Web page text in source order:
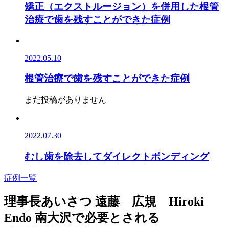
矯正（エクストルージョン）を併用した根管
治療で歯を残すことができた症例
2022.05.10
根管治療で歯を残すことができた症例
まだ投稿がありません
2022.07.30
むし歯を除去してダイレクトボンディング
症例一覧
理事長あいさつ 遠藤 広規 Hiroki
Endo 南大沢で必要とされる